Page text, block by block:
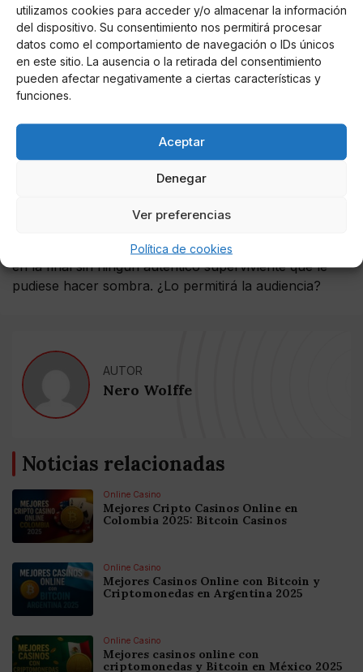
utilizamos cookies para acceder y/o almacenar la información
del dispositivo. Su consentimiento nos permitirá procesar
datos como el comportamiento de navegación o IDs únicos
en este sitio. La ausencia o la retirada del consentimiento
pueden afectar negativamente a ciertas características y
funciones.
Aceptar
Denegar
Ver preferencias
Política de cookies
de la final.
Serán muy pocos días porque se proponen eliminar a
uno o dos en cada programa, así quela final podría
ser el jueves 11 de Julio(desde luego no será el 25
como estaba previsto)
Con
(si la audiencia no lo remedia en
cuanto la nominen, si la nominan) en la final y
maletín prácticamente en la mano
De momento y según está la situación, Pantoja estaría
en la final sin ningún auténtico superviviente que le
pudiese hacer sombra. ¿Lo permitirá la audiencia?
AUTOR
Nero Wolffe
Noticias relacionadas
Online Casino
Mejores Cripto Casinos Online en
Colombia 2025: Bitcoin Casinos
Online Casino
Mejores Casinos Online con Bitcoin y
Criptomonedas en Argentina 2025
Online Casino
Mejores casinos online con
criptomonedas y Bitcoin en México 2025